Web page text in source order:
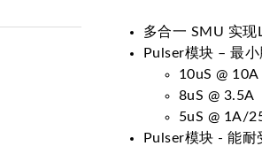
多合一 SMU 实现
Pulser模块 – 最
10uS @ 10A
8uS @ 3.5A
5uS @ 1A/
Pulser模块 - 能